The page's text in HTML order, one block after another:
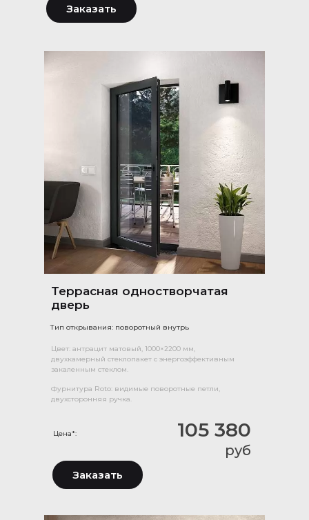
105 380
руб
Террасная одностворчатая
дверь
Тип открывания: поворотный внутрь
Цвет: антрацит матовый, 1000×2200 мм,
двухкамерный стеклопакет с энергоэффективным
закаленным стеклом.
Фурнитура Roto: видимые поворотные петли,
двухсторонняя ручка.
Цена*:
Заказать
Заказать